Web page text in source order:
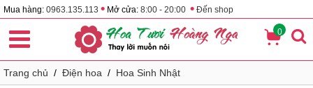
Mua hàng: 0963.135.113 • Mở cửa: 8:00 - 20:00 • Đến shop
0
Trang chủ / Điện hoa / Hoa Sinh Nhật